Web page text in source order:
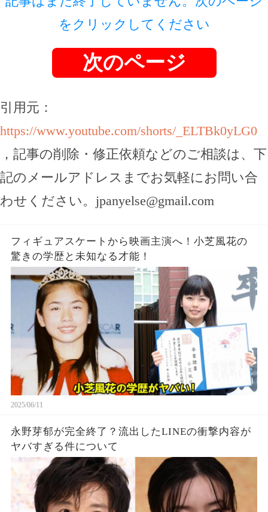
をクリックしてください
次のページ
引用元：
https://www.youtube.com/shorts/_ELTBk0yLG0
，記事の削除・修正依頼などのご相談は、下
記のメールアドレスまでお気軽にお問い合
わせください。 jpanyelse@gmail.com
フィギュアスケートから映画主演へ！小芝風花の
驚きの学歴と未知なる才能！
2025/06/11
永野芽郁が完全終了？流出したLINEの衝撃内容が
ヤバすぎる件について